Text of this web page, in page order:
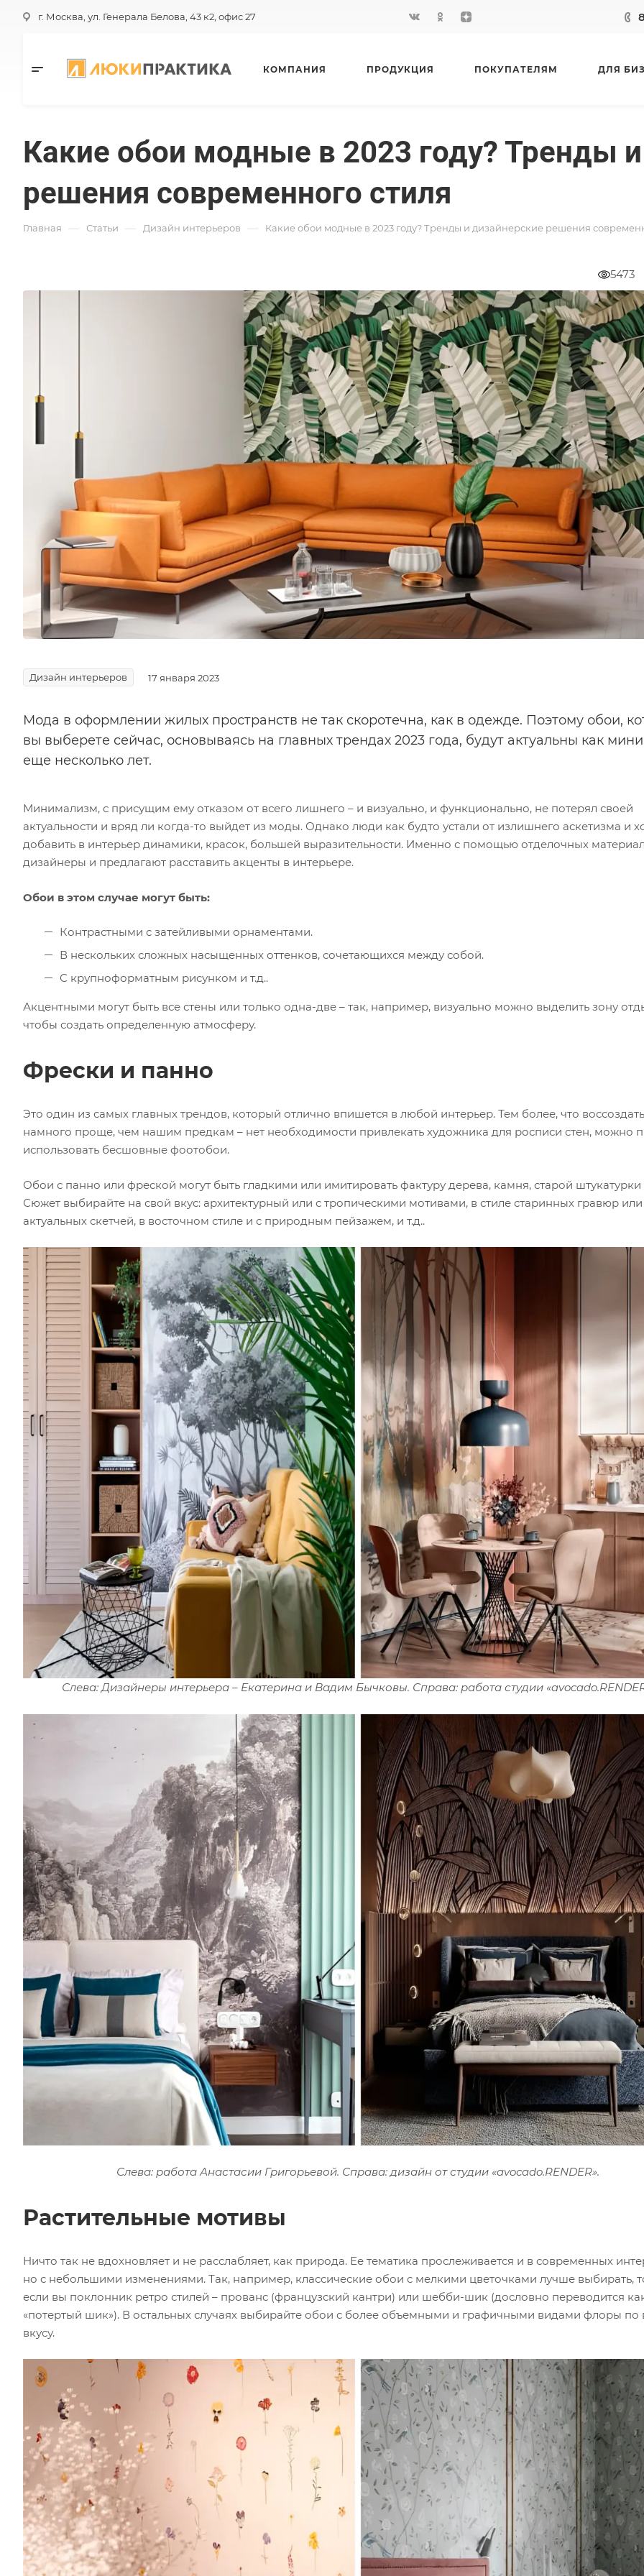
г. Москва, ул. Генерала Белова, 43 к2, офис 27
КОМПАНИЯ ПРОДУКЦИЯ ПОКУПАТЕЛЯМ ДЛЯ
Какие обои модные в 2023 году? Тренды
решения современного стиля
Главная — Статьи — Дизайн интерьеров — Какие обои модные в 2023 году? Тренды и дизайнерские решения
5473
Дизайн интерьеров 17 января 2023
Мода в оформлении жилых пространств не так скоротечна, как в одежде. Поэтому обои,
вы выберете сейчас, основываясь на главных трендах 2023 года, будут актуальны как
еще несколько лет.
Минимализм, с присущим ему отказом от всего лишнего – и визуально, и функционально, не потерял своей
актуальности и вряд ли когда-то выйдет из моды. Однако люди как будто устали от излишнего аскетизма и
добавить в интерьер динамики, красок, большей выразительности. Именно с помощью отделочных
дизайнеры и предлагают расставить акценты в интерьере.
Обои в этом случае могут быть:
Контрастными с затейливыми орнаментами.
В нескольких сложных насыщенных оттенков, сочетающихся между собой.
С крупноформатным рисунком и т.д..
Акцентными могут быть все стены или только одна-две – так, например, визуально можно выделить зону
чтобы создать определенную атмосферу.
Фрески и панно
Это один из самых главных трендов, который отлично впишется в любой интерьер. Тем более, что
намного проще, чем нашим предкам – нет необходимости привлекать художника для росписи стен, можно
использовать бесшовные фоотобои.
Обои с панно или фреской могут быть гладкими или имитировать фактуру дерева, камня, старой штукатурки
Сюжет выбирайте на свой вкус: архитектурный или с тропическими мотивами, в стиле старинных гравюр или
актуальных скетчей, в восточном стиле и с природным пейзажем, и т.д..
Слева: Дизайнеры интерьера – Екатерина и Вадим Бычковы. Справа: работа студии
Слева: работа Анастасии Григорьевой. Справа: дизайн от студии «avocado.RENDER».
Растительные мотивы
Ничто так не вдохновляет и не расслабляет, как природа. Ее тематика прослеживается и в современных
но с небольшими изменениями. Так, например, классические обои с мелкими цветочками лучше выбирать,
если вы поклонник ретро стилей – прованс (французский кантри) или шебби-шик (дословно переводится
«потертый шик»). В остальных случаях выбирайте обои с более объемными и графичными видами флоры
вкусу.